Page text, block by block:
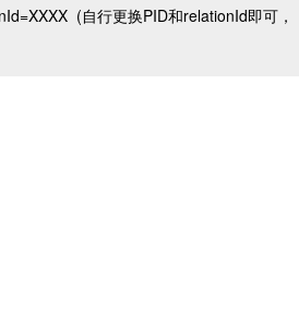
(自行更换PID和relationId即可，